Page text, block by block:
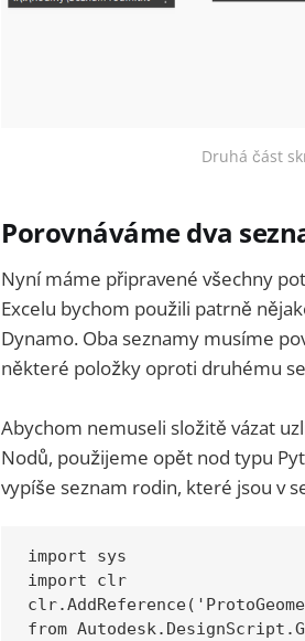
Druhá část
Porovnáváme dva
Nyní máme připravené všechny
Excelu bychom použili patrně
Dynamo. Oba seznamy musíme
některé položky oproti druhému
Abychom nemuseli složitě vázat
Nodů, použijeme opět nod typu
vypíše seznam rodin, které jsou v
import sys
import clr
from